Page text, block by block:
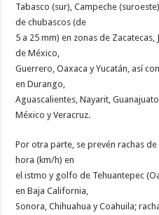
Tabasco (sur), Campeche
de chubascos (de
5 a 25 mm) en zonas de
de México,
Guerrero, Oaxaca y Yucatán, así
en Durango,
Aguascalientes, Nayarit,
México y Veracruz.
Por otra parte, se prevén rachas
hora (km/h) en
el istmo y golfo de Tehuantepec
en Baja California,
Sonora, Chihuahua y Coahuila;